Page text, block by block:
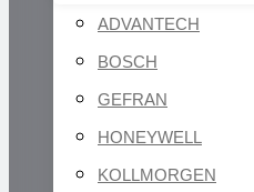
ADVANTECH
BOSCH
GEFRAN
HONEYWELL
KOLLMORGEN